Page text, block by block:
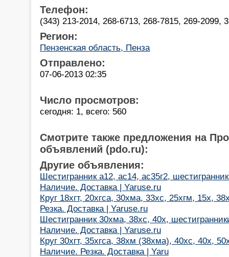
Телефон:
(343) 213-2014, 268-6713, 268-7815, 269-2099,
Регион:
Пензенская область, Пенза
Отправлено:
07-06-2013 02:35
Число просмотров:
сегодня: 1, всего: 560
Смотрите также предложения на
объявлений (pdo.ru):
Другие объявления:
Шестигранник а12, ас14, ас35г2,
Наличие. Доставка | Yaruse.ru
Круг 18хгт, 20хгса, 30хма, 33хс, 25хгм, 15х,
Резка. Доставка | Yaruse.ru
Шестигранник 30хма, 38хс, 40х,
Наличие. Доставка | Yaruse.ru
Круг 30хгт, 35хгса, 38хм (38хма), 40хс, 40х,
Наличие. Резка. Доставка | Yaru